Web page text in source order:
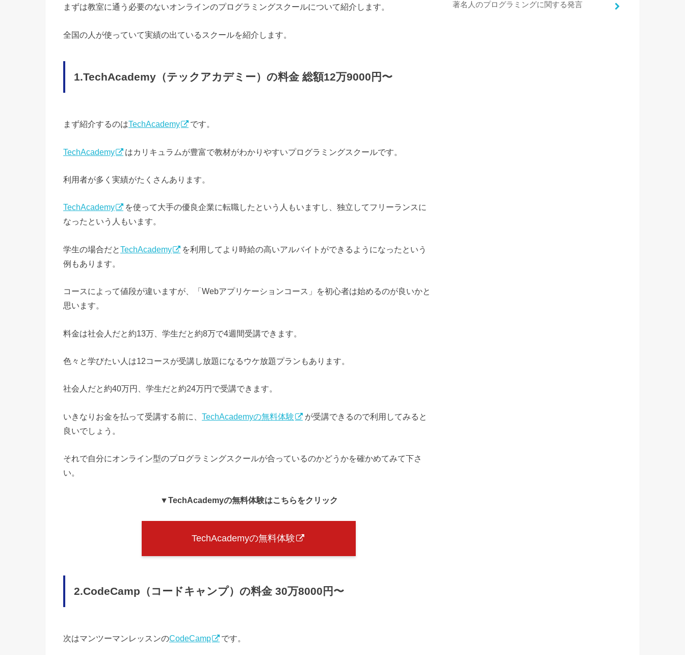
まずは教室に通う必要のないオンラインのプログラミングスクールについて紹介します。
全国の人が使っていて実績の出ているスクールを紹介します。
1.TechAcademy（テックアカデミー）の料金 総額12万9000円〜
まず紹介するのはTechAcademy です。
TechAcademy はカリキュラムが豊富で教材がわかりやすいプログラミングスクールです。
利用者が多く実績がたくさんあります。
TechAcademy
を使って大手の優良企業に転職したという人もいますし、独立してフリーランスに
なったという人もいます。
学生の場合だとTechAcademy
を利用してより時給の高いアルバイトができるようになったという
例もあります。
コースによって値段が違いますが、「Webアプリケーションコース」を初心者は始めるのが良いかと
思います。
料金は社会人だと約13万、学生だと約8万で4週間受講できます。
色々と学びたい人は12コースが受講し放題になるウケ放題プランもあります。
社会人だと約40万円、学生だと約24万円で受講できます。
いきなりお金を払って受講する前に、 TechAcademyの無料体験
が受講できるので利用してみると
良いでしょう。
それで自分にオンライン型のプログラミングスクールが合っているのかどうかを確かめてみて下さ
い。
▼TechAcademyの無料体験はこちらをクリック
TechAcademyの無料体験
2.CodeCamp（コードキャンプ）の料金 30万8000円〜
次はマンツーマンレッスンのCodeCamp です。
著名人のプログラミングに関する発言